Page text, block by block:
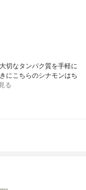
切なタンパク質を手軽に
にこちらのシナモンはち
る